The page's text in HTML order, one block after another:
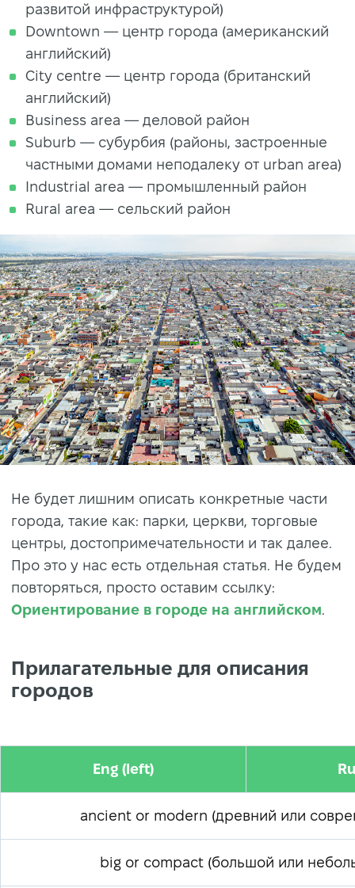
развитой инфраструктурой)
Downtown — центр города (американский
английский)
City centre — центр города (британский
английский)
Business area — деловой район
Suburb — субурбия (районы, застроенные
частными домами неподалеку от urban area)
Industrial area — промышленный район
Rural area — сельский район
Не будет лишним описать конкретные части
города, такие как: парки, церкви, торговые
центры, достопримечательности и так далее.
Про это у нас есть отдельная статья. Не будем
повторяться, просто оставим ссылку:
Ориентирование в городе на английском.
Прилагательные для описания
городов
Eng (left)
ancient or modern (древний или
big or compact (большой или